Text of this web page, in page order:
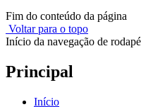
Fim do conteúdo da página
Voltar para o topo
Início da navegação de rodapé
Principal
Início